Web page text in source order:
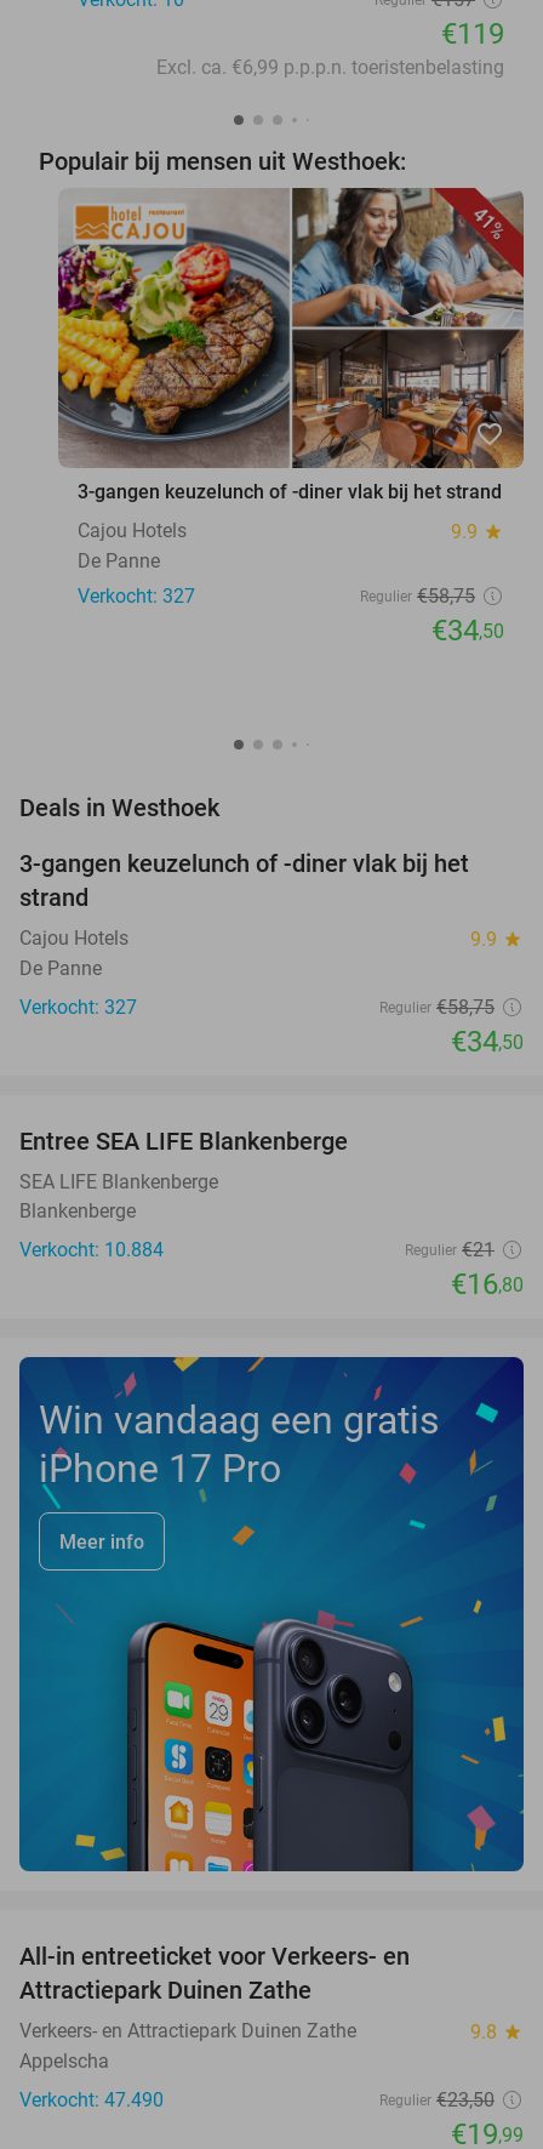
€119
Excl. ca. €6,99 p.p.p.n. toeristenbelasting
Populair bij mensen uit Westhoek:
41%
favorite_border
3-gangen keuzelunch of -diner vlak bij het strand
Cajou Hotels
9.9 star
De Panne
Verkocht: 327
Regulier €58,75
€34,50
Deals in Westhoek
3-gangen keuzelunch of -diner vlak bij het
strand
Cajou Hotels 9.9 star
De Panne
Verkocht: 327
Regulier €58,75
€34,50
Entree SEA LIFE Blankenberge
SEA LIFE Blankenberge
Blankenberge
Verkocht: 10.884
Regulier €21
€16,80
Win vandaag een gratis
iPhone 17 Pro
Meer info
All-in entreeticket voor Verkeers- en
Attractiepark Duinen Zathe
Verkeers- en Attractiepark Duinen Zathe 9.8 star
Appelscha
Verkocht: 47.490
Regulier €23,50
€19,99